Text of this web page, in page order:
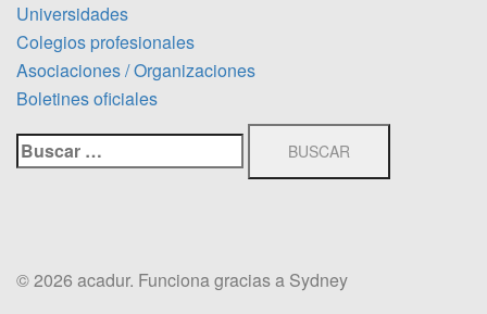
Universidades
Colegios profesionales
Asociaciones / Organizaciones
Boletines oficiales
Buscar:
© 2026 acadur. Funciona gracias a Sydney